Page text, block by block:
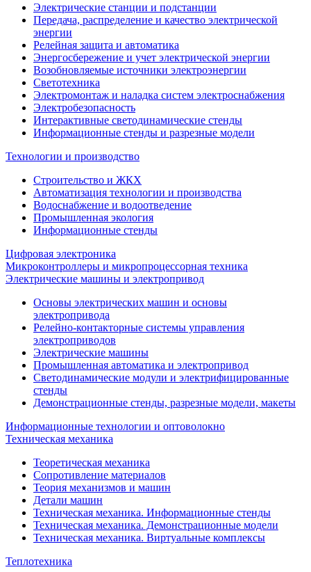
Электрические станции и подстанции
Передача, распределение и качество электрической
энергии
Релейная защита и автоматика
Энергосбережение и учет электрической энергии
Возобновляемые источники электроэнергии
Светотехника
Электромонтаж и наладка систем электроснабжения
Электробезопасность
Интерактивные светодинамические стенды
Информационные стенды и разрезные модели
Технологии и производство
Строительство и ЖКХ
Автоматизация технологии и производства
Водоснабжение и водоотведение
Промышленная экология
Информационные стенды
Цифровая электроника
Микроконтроллеры и микропроцессорная техника
Электрические машины и электропривод
Основы электрических машин и основы
электропривода
Релейно-контакторные системы управления
электроприводов
Электрические машины
Промышленная автоматика и электропривод
Светодинамические модули и электрифицированные
стенды
Демонстрационные стенды, разрезные модели, макеты
Информационные технологии и оптоволокно
Техническая механика
Теоретическая механика
Сопротивление материалов
Теория механизмов и машин
Детали машин
Техническая механика. Информационные стенды
Техническая механика. Демонстрационные модели
Техническая механика. Виртуальные комплексы
Теплотехника